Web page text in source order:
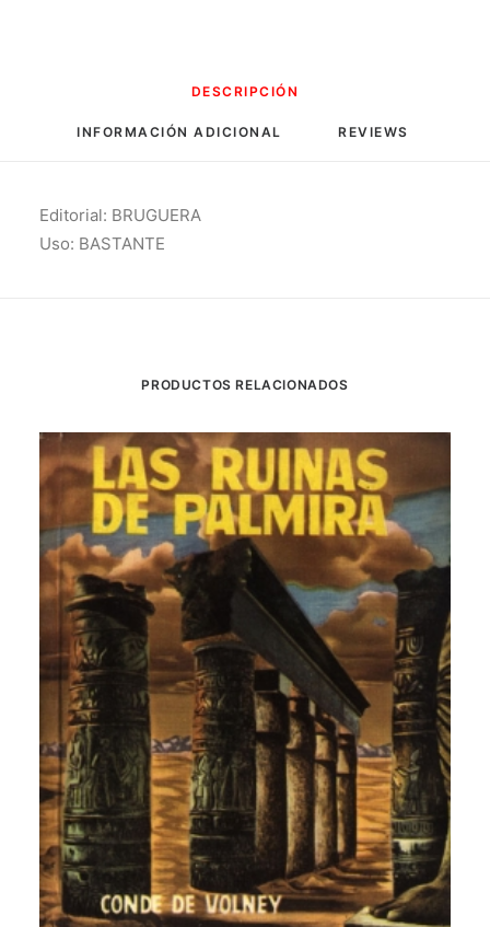
DESCRIPCIÓN
INFORMACIÓN ADICIONAL REVIEWS
Editorial: BRUGUERA
Uso: BASTANTE
PRODUCTOS RELACIONADOS